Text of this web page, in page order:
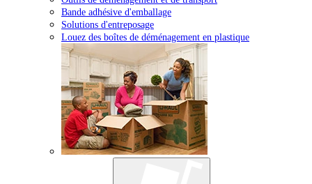
Bande adhésive d'emballage
Solutions d'entreposage
Louez des boîtes de déménagement en plastique